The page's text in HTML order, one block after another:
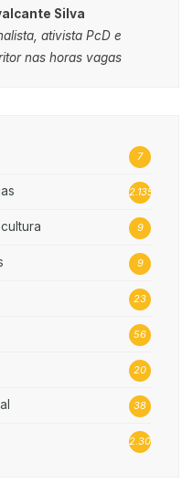
Silva
ativista PcD e
nas horas vagas
7
2.135
9
9
23
56
20
38
2.302